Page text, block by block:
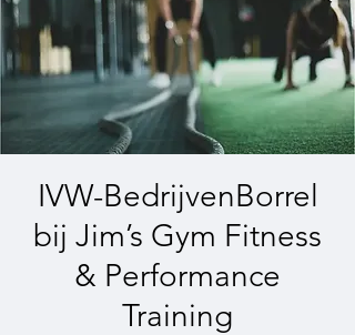
IVW-BedrijvenBorrel
bij Jim’s Gym Fitness
& Performance
Training